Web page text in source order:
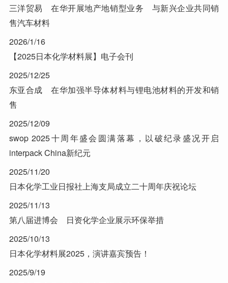
三洋贸易 在华开展地产地销型业务 与新兴企业共同销
售汽车材料
2026/1/16
【2025日本化学材料展】电子会刊
2025/12/25
东亚合成 在华加强半导体材料与锂电池材料的开发和销
售
2025/12/09
swop 2025十周年盛会圆满落幕，以破纪录盛况开启
interpack China新纪元
2025/11/20
日本化学工业日报社上海支局成立二十周年庆祝论坛
2025/11/13
第八届进博会 日资化学企业展示环保举措
2025/10/13
日本化学材料展2025，演讲嘉宾预告！
2025/9/19